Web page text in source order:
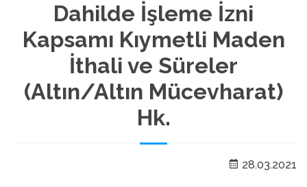
Dahilde İşleme İzni
Kapsamı Kıymetli Maden
İthali ve Süreler
(Altın/Altın Mücevharat)
Hk.
28.03.2021